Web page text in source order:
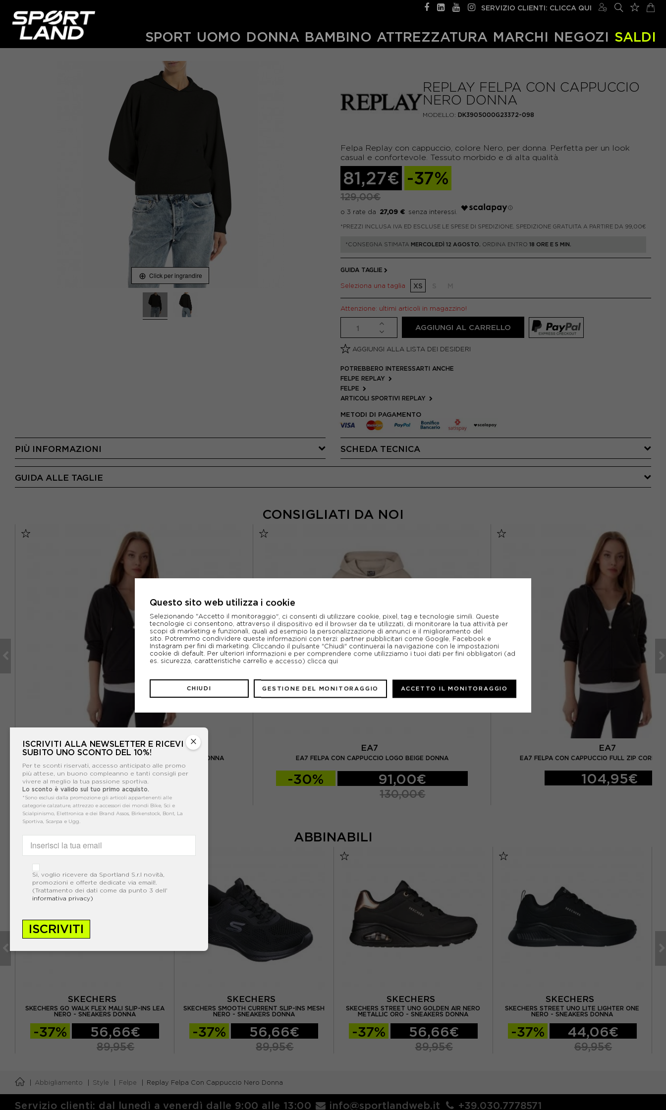
SERVIZIO CLIENTI: CLICCA QUI
SPORT UOMO DONNA BAMBINO ATTREZZATURA MARCHI NEGOZI SALDI
Click per ingrandire
REPLAY FELPA CON CAPPUCCIO
NERO DONNA
MODELLO: DK3905000G23372-098
Felpa Replay con cappuccio, colore Nero, per donna. Perfetta per un look
casual e confortevole. Tessuto morbido e di alta qualità.
81,27€ -37%
129,00€
27,09 €
*PREZZI INCLUSA IVA ED ESCLUSE LE SPESE DI SPEDIZIONE. SPEDIZIONE GRATUITA A PARTIRE DA 99,00€
*CONSEGNA STIMATA MERCOLEDÌ 12 AGOSTO. ORDINA ENTRO 18 ORE E 5 MIN.
GUIDA TAGLIE
Seleziona una taglia XS
Attenzione: ultimi articoli in magazzino!
AGGIUNGI AL CARRELLO
AGGIUNGI ALLA LISTA DEI DESIDERI
POTREBBERO INTERESSARTI ANCHE
FELPE REPLAY
FELPE
ARTICOLI SPORTIVI REPLAY
METODI DI PAGAMENTO
PIÙ INFORMAZIONI SCHEDA TECNICA
GUIDA ALLE TAGLIE
CONSIGLIATI DA NOI
EA7
EA7 FELPA CON CAPPUCCIO FULL ZIP CORE NERO DONNA
104,95€
EA7
EA7 FELPA CON CAPPUCCIO LOGO BEIGE DONNA
-30% 91,00€
130,00€
EA7
EA7 FELPA CON CAPPUCCIO FULL ZIP CORE
104,95€
ABBINABILI
SKECHERS
SKECHERS GO WALK FLEX MALI SLIP-INS LEA
NERO - SNEAKERS DONNA
-37% 56,66€
89,95€
SKECHERS
SKECHERS SMOOTH CURRENT SLIP-INS MESH
NERO - SNEAKERS DONNA
-37% 56,66€
89,95€
SKECHERS
SKECHERS STREET UNO GOLDEN AIR NERO
METALLIC ORO - SNEAKERS DONNA
-37% 56,66€
89,95€
SKECHERS
SKECHERS STREET UNO LITE LIGHTER ONE
NERO - SNEAKERS DONNA
-37% 44,06€
69,95€
Abbigliamento Style Felpe Replay Felpa Con Cappuccio Nero Donna
×
ISCRIVITI ALLA NEWSLETTER E RICEVI
SUBITO UNO SCONTO DEL 10%!
Per te sconti riservati, accesso anticipato alle promo
più attese, un buono compleanno e tanti consigli per
vivere al meglio la tua passione sportiva.
Lo sconto è valido sul tuo primo acquisto.
*Sono esclusi dalla promozione gli articoli appartenenti alle
categorie calzature, attrezzo e accessori dei mondi Bike, Sci e
Scialpinismo, Elettronica e dei Brand Assos, Birkenstock, Bont, La
Sportiva, Scarpa e Ugg.
Si, voglio ricevere da Sportland S.r.l novità,
promozioni e offerte dedicate via email!.
(Trattamento dei dati come da punto 3 dell'
informativa privacy)
ISCRIVITI
Servizio clienti: dal lunedì a venerdì dalle 9:00 alle 13:00 info@sportlandweb.it +39.030.7778571
Questo sito web utilizza i cookie
Selezionando "Accetto il monitoraggio", ci consenti di utilizzare cookie, pixel, tag e tecnologie simili. Queste
tecnologie ci consentono, attraverso il dispositivo ed il browser da te utilizzati, di monitorare la tua attività per
scopi di marketing e funzionali, quali ad esempio la personalizzazione di annunci e il miglioramento del
sito. Potremmo condividere queste informazioni con terzi: partner pubblicitari come Google, Facebook e
Instagram per fini di marketing. Cliccando il pulsante "Chiudi" continuerai la navigazione con le impostazioni
cookie di default. Per ulteriori informazioni e per comprendere come utilizziamo i tuoi dati per fini obbligatori (ad
es. sicurezza, caratteristiche carrello e accesso) clicca qui
CHIUDI GESTIONE DEL MONITORAGGIO ACCETTO IL MONITORAGGIO